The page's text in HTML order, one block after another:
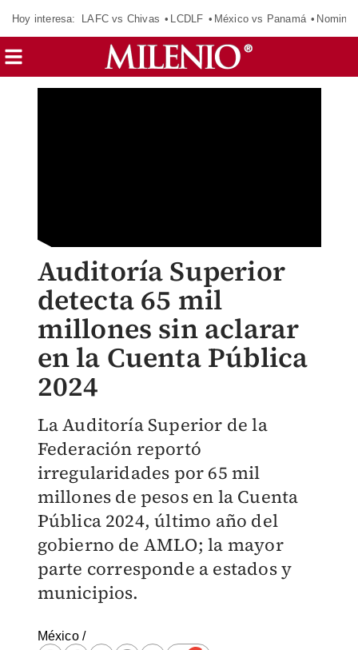
Hoy interesa: LAFC vs Chivas LCDLF México vs Panamá
Auditoría Superior
detecta 65 mil
millones sin aclarar
en la Cuenta Pública
2024
La Auditoría Superior de la
Federación reportó
irregularidades por 65 mil
millones de pesos en la Cuenta
Pública 2024, último año del
gobierno de AMLO; la mayor
parte corresponde a estados y
municipios.
México/